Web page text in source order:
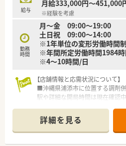
給与
月給333,000円～451,000
※経験を考慮
勤務
時間
月～金 09:00～19:00
土日祝 09:00～14:00
※1年単位の変形労働時間制
※年間所定労働時間1984
※4～10時間/日
【店舗情報と応需状況について】
■沖縄県浦添市に位置する調剤
駅や詳細な開局時間は現在確認中
業務への対応は行っていません。
■多くの店舗で薬剤師4～5名、
に複数名体制で安心感がありま
詳細を見る